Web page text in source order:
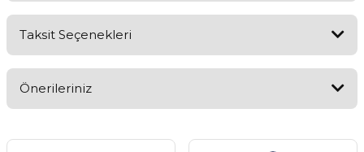
Taksit Seçenekleri
Önerileriniz
konularda yetersiz gördüğünüz noktaları öneri formunu kullanarak